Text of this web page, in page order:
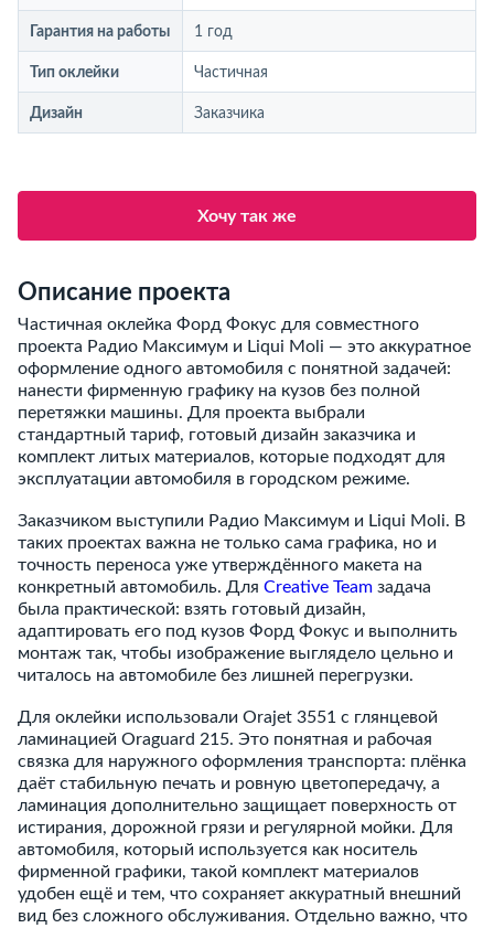
Гарантия на работы 1 год
Тип оклейки Частичная
Дизайн Заказчика
Хочу так же
Описание проекта
Частичная оклейка Форд Фокус для совместного
проекта Радио Максимум и Liqui Moli — это аккуратное
оформление одного автомобиля с понятной задачей:
нанести фирменную графику на кузов без полной
перетяжки машины. Для проекта выбрали
стандартный тариф, готовый дизайн заказчика и
комплект литых материалов, которые подходят для
эксплуатации автомобиля в городском режиме.
Заказчиком выступили Радио Максимум и Liqui Moli. В
таких проектах важна не только сама графика, но и
точность переноса уже утверждённого макета на
конкретный автомобиль. Для Creative Team задача
была практической: взять готовый дизайн,
адаптировать его под кузов Форд Фокус и выполнить
монтаж так, чтобы изображение выглядело цельно и
читалось на автомобиле без лишней перегрузки.
Для оклейки использовали Orajet 3551 с глянцевой
ламинацией Oraguard 215. Это понятная и рабочая
связка для наружного оформления транспорта: плёнка
даёт стабильную печать и ровную цветопередачу, а
ламинация дополнительно защищает поверхность от
истирания, дорожной грязи и регулярной мойки. Для
автомобиля, который используется как носитель
фирменной графики, такой комплект материалов
удобен ещё и тем, что сохраняет аккуратный внешний
вид без сложного обслуживания. Отдельно важно, что